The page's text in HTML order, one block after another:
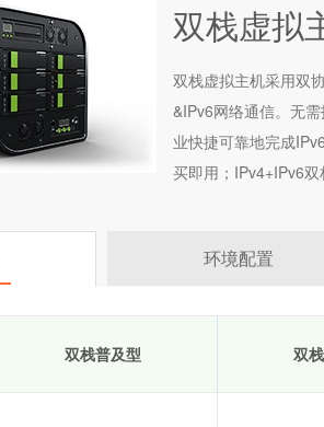
双栈虚拟
双栈虚拟主机采用双
&IPv6网络通信。无
业快捷可靠地完成
买即用；IPv4+IPv6
环境配置
双栈普及型 双